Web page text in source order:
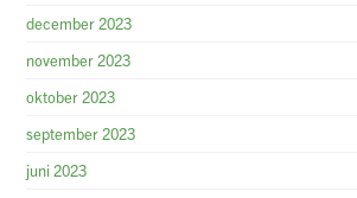
december 2023
november 2023
oktober 2023
september 2023
juni 2023